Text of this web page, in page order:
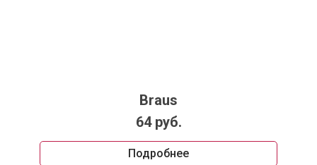
Braus
64 руб.
Подробнее